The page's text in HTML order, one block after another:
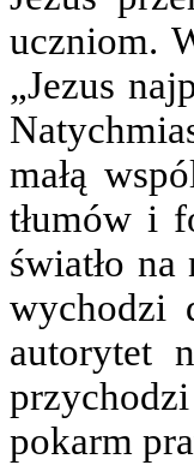
uczniom.
„Jezus
małą
tłumów i
światło na
wychodzi
autorytet
pokarm